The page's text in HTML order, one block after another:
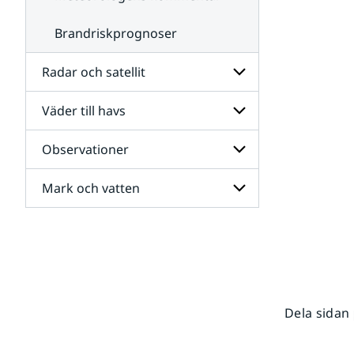
Brandriskprognoser
Radar och satellit
Undersidor
för
Radar
och
satellit
Väder till havs
Undersidor
för
Väder
till
havs
Observationer
Undersidor
för
Mark och vatten
Dela sidan